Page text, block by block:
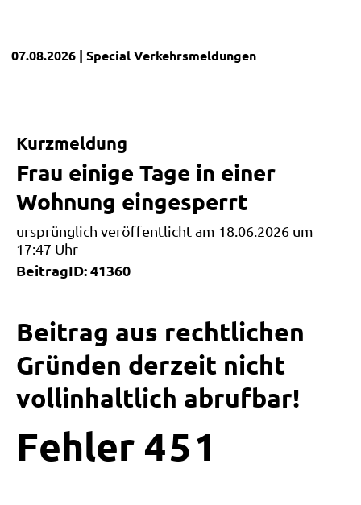
07.08.2026 | SpecialVerkehrsmeldungen
Kurzmeldung
Frau einige Tage in einer
Wohnung eingesperrt
ursprünglich veröffentlicht am 18.06.2026 um
17:47 Uhr
BeitragID: 41360
Beitrag aus rechtlichen
Gründen derzeit nicht
vollinhaltlich abrufbar!
Fehler 4 5 1